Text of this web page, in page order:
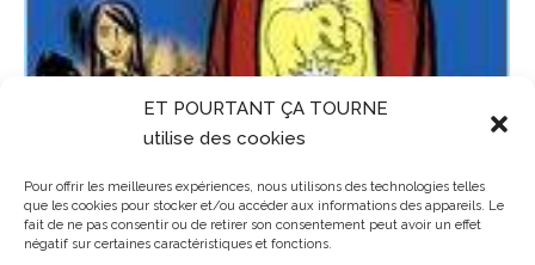
ET POURTANT ÇA TOURNE
utilise des cookies
Pour offrir les meilleures expériences, nous utilisons des technologies telles
que les cookies pour stocker et/ou accéder aux informations des appareils. Le
fait de ne pas consentir ou de retirer son consentement peut avoir un effet
négatif sur certaines caractéristiques et fonctions.